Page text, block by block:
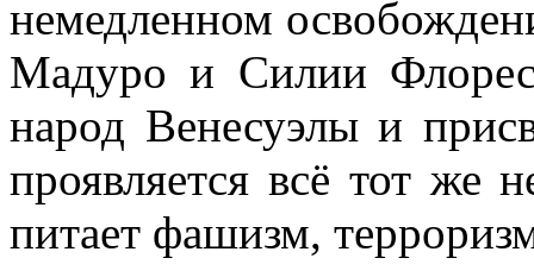
немедленном
Мадуро и Силии
народ Венесуэлы и
проявляется всё тот же
питает фашизм,